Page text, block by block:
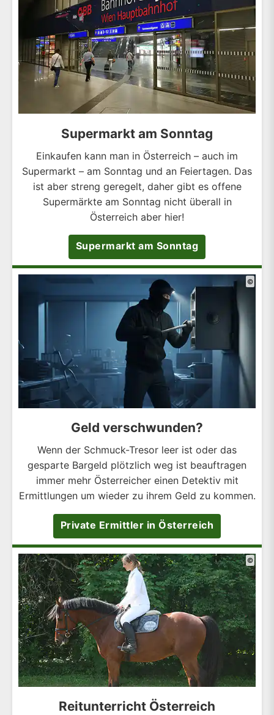
Supermarkt am Sonntag
Einkaufen kann man in Österreich – auch im
Supermarkt – am Sonntag und an Feiertagen. Das
ist aber streng geregelt, daher gibt es offene
Supermärkte am Sonntag nicht überall in
Österreich aber hier!
Supermarkt am Sonntag
©
Geld verschwunden?
Wenn der Schmuck-Tresor leer ist oder das
gesparte Bargeld plötzlich weg ist beauftragen
immer mehr Österreicher einen Detektiv mit
Ermittlungen um wieder zu ihrem Geld zu kommen.
Private Ermittler in Österreich
©
Reitunterricht Österreich